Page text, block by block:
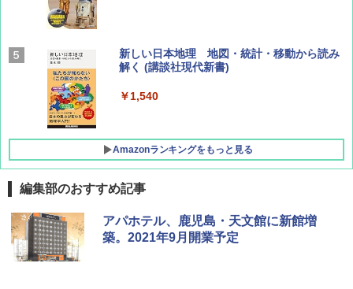
BE-PAL(ビ-パル) 2026年 9 月号【特別付録:
SOTO ミニマル"旅"財布 ランダム2種】
￥1,500
新しい日本地理 地図・統計・移動から読み
解く (講談社現代新書)
￥1,540
Amazonランキングをもっと見る
[キャンパーズコレクション 山善] ポップアッ
プテント 傘みたいに広げて畳める パッとサ
ッとサンシェード キューブ フルクローズ メ
GRANDOOR ステンレス保冷剤 2個セット 2
026リニューアル 急速冷凍 空間倍増 衛生的
コンパクト 保冷力長持ち
編集部のおすすめ記事
アパホテル、鹿児島・天文館に新館増
築。2021年9月開業予定